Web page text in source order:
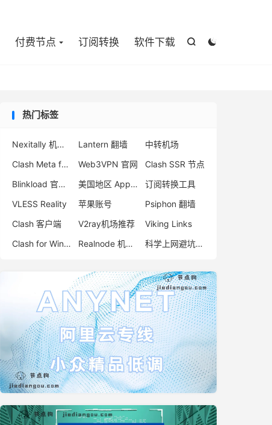


付费节点 订阅转换 软件下载
热门标签
Nexitally 机场注册 Lantern 翻墙
中转机场
Clash Meta for Android
Web3VPN 官网
Clash SSR 节点
Blinkload 官网打不开
美国地区 App Store
订阅转换工具
VLESS Reality
苹果账号
Psiphon 翻墙
Clash 客户端
V2ray机场推荐
Viking Links
Clash for Windows 使用教程
Realnode 机场怎么用 科学上网避坑指南